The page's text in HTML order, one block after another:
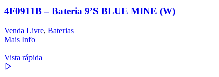
4F0911B – Bateria 9’S BLUE MINE (W)
Venda Livre, Baterias
Mais Info
Vista rápida